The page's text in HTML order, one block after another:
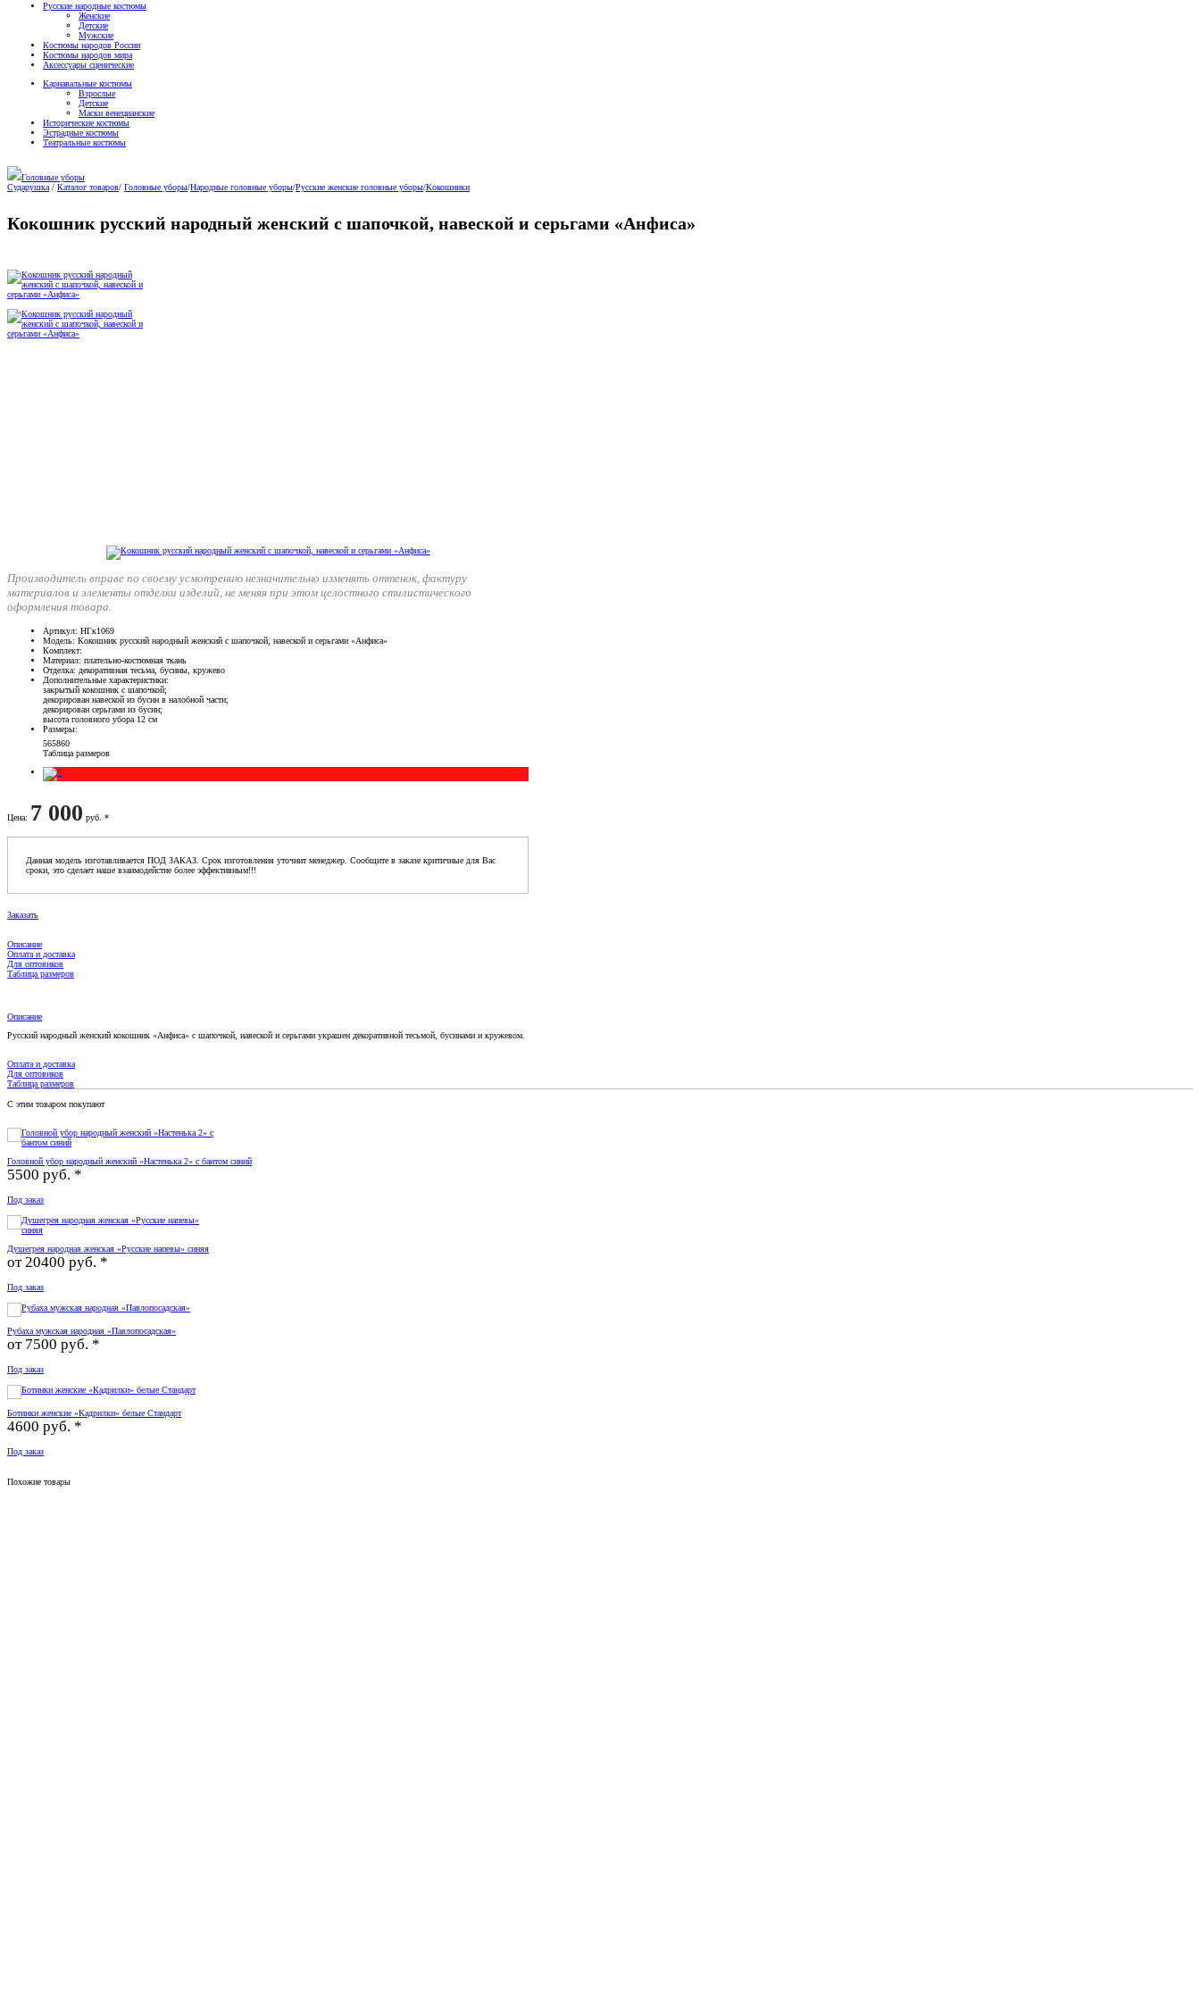
Русские народные костюмы
Женские
Детские
Мужские
Костюмы народов России
Костюмы народов мира
Аксессуары сценические
Карнавальные костюмы
Взрослые
Детские
Маски венецианские
Исторические костюмы
Эстрадные костюмы
Театральные костюмы
Головные уборы
Сударушка / Каталог товаров/ Головные уборы/Народные головные уборы/Русские женские головные уборы/Кокошники
Кокошник русский народный женский с шапочкой, навеской и серьгами «Анфиса»
Производитель вправе по своему усмотрению незначительно изменять оттенок, фактуру
материалов и элементы отделки изделий, не меняя при этом целостного стилистического
оформления товара.
Артикул: НГк1069
Модель: Кокошник русский народный женский с шапочкой, навеской и серьгами «Анфиса»
Комплект:
Материал: плательно-костюмная ткань
Отделка: декоративная тесьма, бусины, кружево
Дополнительные характеристики:
закрытый кокошник с шапочкой;
декорирован навеской из бусин в налобной части;
декорирован серьгами из бусин;
высота головного убора 12 см
Размеры:
565860
Таблица размеров
Цена: 7 000 руб. *
Данная модель изготавливается ПОД ЗАКАЗ. Срок изготовления уточнит менеджер. Сообщите в заказе критичные для Вас
сроки, это сделает наше взаимодейстие более эффективным!!!
Заказать
Описание
Оплата и доставка
Для оптовиков
Таблица размеров
Описание
Русский народный женский кокошник «Анфиса» с шапочкой, навеской и серьгами украшен декоративной тесьмой, бусинами и кружевом.
Оплата и доставка
Для оптовиков
Таблица размеров
С этим товаром покупают
Головной убор народный женский «Настенька 2» с бантом синий
5500 руб. *
Под заказ
Душегрея народная женская «Русские напевы» синяя
от20400 руб. *
Под заказ
Рубаха мужская народная «Павлопосадская»
от 7500 руб. *
Под заказ
Ботинки женские «Кадрилки» белые Стандарт
4600 руб. *
Под заказ
Похожие товары